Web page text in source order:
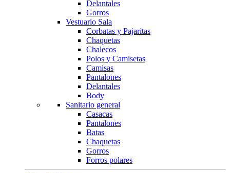
Delantales
Gorros
Vestuario Sala
Corbatas y Pajaritas
Chaquetas
Chalecos
Polos y Camisetas
Camisas
Pantalones
Delantales
Body
Sanitario general
Casacas
Pantalones
Batas
Chaquetas
Gorros
Forros polares